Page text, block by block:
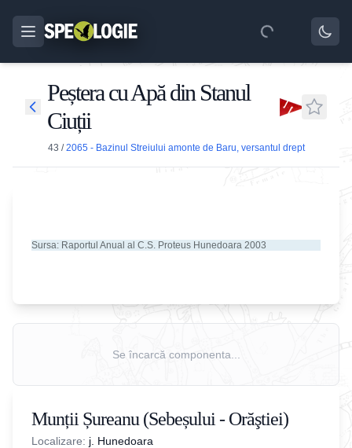
Peștera cu Apă din Stanul
Ciuții
43 /2065 - Bazinul Streiului amonte de Baru, versantul drept
Sursa: Raportul Anual al C.S. Proteus Hunedoara 2003
Se încarcă componenta...
Munții Șureanu (Sebeșului - Orăştiei)
Localizare: j. Hunedoara